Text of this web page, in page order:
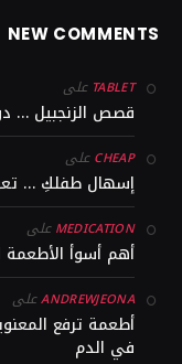
NEW COMMENTS
TABLET على
قصص الزنجبيل …
CHEAPعلى
إسهال طفلكِ …
MEDICATIONعلى
أهم أسوأ
ANDREWJEONAعلى
أطعمة ترفع
في الدم